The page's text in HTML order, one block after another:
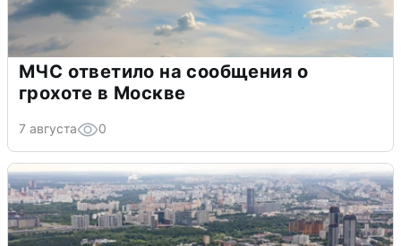
МЧС ответило на сообщения о
грохоте в Москве
7 августа 0